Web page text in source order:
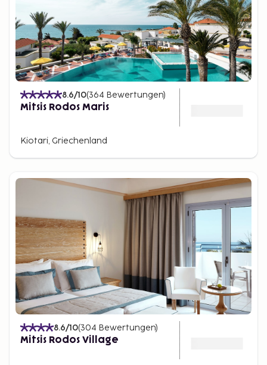
8.6/10(364 Bewertungen)
Mitsis Rodos Maris
Kiotari, Griechenland
8.6/10(304 Bewertungen)
Mitsis Rodos Village